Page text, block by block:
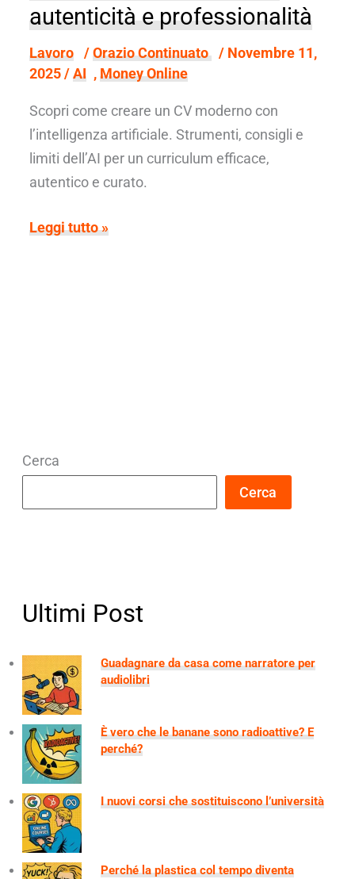
autenticità e professionalità
Lavoro /Orazio Continuato / Novembre 11,
2025/AI ,Money Online
Scopri come creare un CV moderno con
l’intelligenza artificiale. Strumenti, consigli e
limiti dell’AI per un curriculum efficace,
autentico e curato.
Creare
Leggi tutto »
Cerca
Cerca
Ultimi Post
Guadagnare da casa come narratore per
audiolibri
È vero che le banane sono radioattive? E
perché?
I nuovi corsi che sostituiscono l’università
Perché la plastica col tempo diventa